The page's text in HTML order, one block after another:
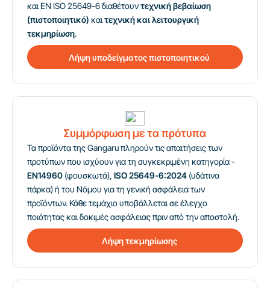
και EN ISO 25649-6 διαθέτουντεχνική βεβαίωση
(πιστοποιητικό) καιτεχνική και λειτουργική
τεκμηρίωση.
Λήψη υποδείγματος πιστοποιητικού
Συμμόρφωση με τα πρότυπα
Τα προϊόντα της Gangaru πληρούν τις απαιτήσεις των
προτύπων που ισχύουν για τη συγκεκριμένη κατηγορία -
EN14960 (φουσκωτά), ISO 25649-6:2024 (υδάτινα
πάρκα) ή του Νόμου για τη γενική ασφάλεια των
προϊόντων. Κάθε τεμάχιο υποβάλλεται σε έλεγχο
ποιότητας και δοκιμές ασφάλειας πριν από την αποστολή.
Λήψη τεκμηρίωσης